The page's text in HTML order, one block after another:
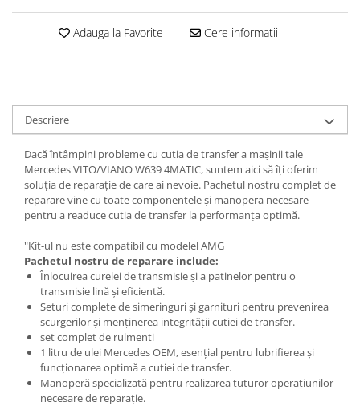
Adauga la Favorite Cere informatii
Descriere
Dacă întâmpini probleme cu cutia de transfer a mașinii tale
Mercedes VITO/VIANO W639 4MATIC, suntem aici să îți oferim
soluția de reparație de care ai nevoie. Pachetul nostru complet de
reparare vine cu toate componentele și manopera necesare
pentru a readuce cutia de transfer la performanța optimă.
"Kit-ul nu este compatibil cu modelel AMG
Pachetul nostru de reparare include:
Înlocuirea curelei de transmisie și a patinelor pentru o
transmisie lină și eficientă.
Seturi complete de simeringuri și garnituri pentru prevenirea
scurgerilor și menținerea integrității cutiei de transfer.
set complet de rulmenti
1 litru de ulei Mercedes OEM, esențial pentru lubrifierea și
funcționarea optimă a cutiei de transfer.
Manoperă specializată pentru realizarea tuturor operațiunilor
necesare de reparație.